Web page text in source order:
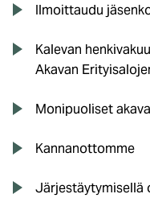
Ilmoittaudu
Kalevan
Akavan
Monipuoliset
Kannanottomme
Järjestäytymisellä